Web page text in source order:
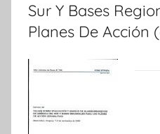
Sur Y Bases
Planes De